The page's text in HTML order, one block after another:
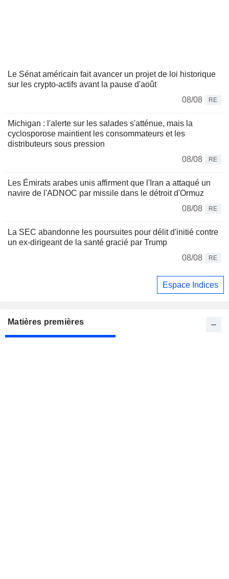
Le Sénat américain fait avancer un projet de loi historique
sur les crypto-actifs avant la pause d'août
08/08
RE
Michigan : l'alerte sur les salades s'atténue, mais la
cyclosporose maintient les consommateurs et les
distributeurs sous pression
08/08
RE
Les Émirats arabes unis affirment que l'Iran a attaqué un
navire de l'ADNOC par missile dans le détroit d'Ormuz
08/08
RE
La SEC abandonne les poursuites pour délit d'initié contre
un ex-dirigeant de la santé gracié par Trump
08/08
RE
Espace Indices
Matières premières